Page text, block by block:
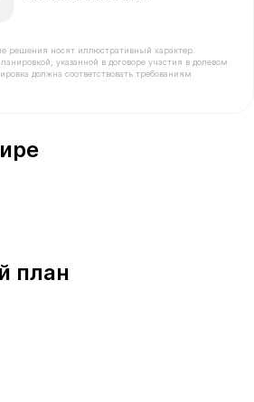
решения носят иллюстративный характер.
указанной в договоре участия в долевом
должна соответствовать требованиям
план